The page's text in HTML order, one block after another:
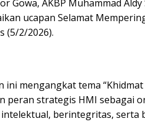
Gowa, AKBP Muhammad Aldy
ucapan Selamat
(5/2/2026).
ini mengangkat tema
peran strategis HMI sebagai
intelektual, berintegritas,